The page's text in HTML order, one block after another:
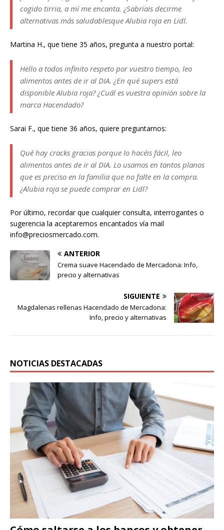
cogido tirria, a mí me encanta. ¿Sabríais decirme
alternativas más saludablesque Alubia roja en Lidl.
Martina H., que tiene 35 años, pregunta a nuestro portal:
Hello a todos infinito respeto por vuestro tiempo, leo
alimentos antes de ir al DIA. ¿En qué supers está
disponible Alubia roja? ¿Cuál es vuestra opinión sobre la
marca Hacendado?
Sarai F., que tiene 36 años, quiere preguntarnos:
Qué hay cracks gracias porque lo hacéis fácil, leo
alimentos antes de ir al DIA. Lo usamos en tantos planos
que es preciso en la familia que no falte en la compra.
¿Alubia roja se puede comprar en Lidl?
Por último, recordar que cualquier consulta, interrogantes o
sugerencia la aceptaremos encantados vía mail
info@preciosmercado.com.
ANTERIOR
Crema suave Hacendado de Mercadona: Info,
precio y alternativas
SIGUIENTE
Magdalenas rellenas Hacendado de Mercadona:
Info, precio y alternativas
NOTICIAS DESTACADAS